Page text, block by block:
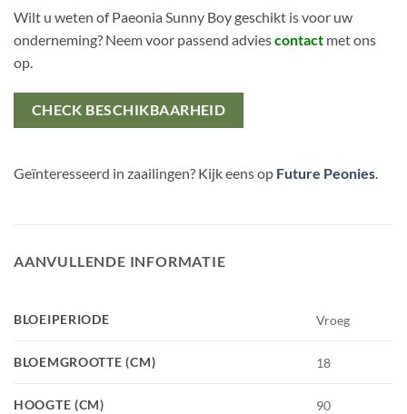
Wilt u weten of Paeonia Sunny Boy geschikt is voor uw
onderneming? Neem voor passend adviescontact met ons
op.
CHECK BESCHIKBAARHEID
Geïnteresseerd in zaailingen? Kijk eens op Future Peonies
AANVULLENDE INFORMATIE
BLOEIPERIODE Vroeg
BLOEMGROOTTE (CM) 18
HOOGTE (CM) 90